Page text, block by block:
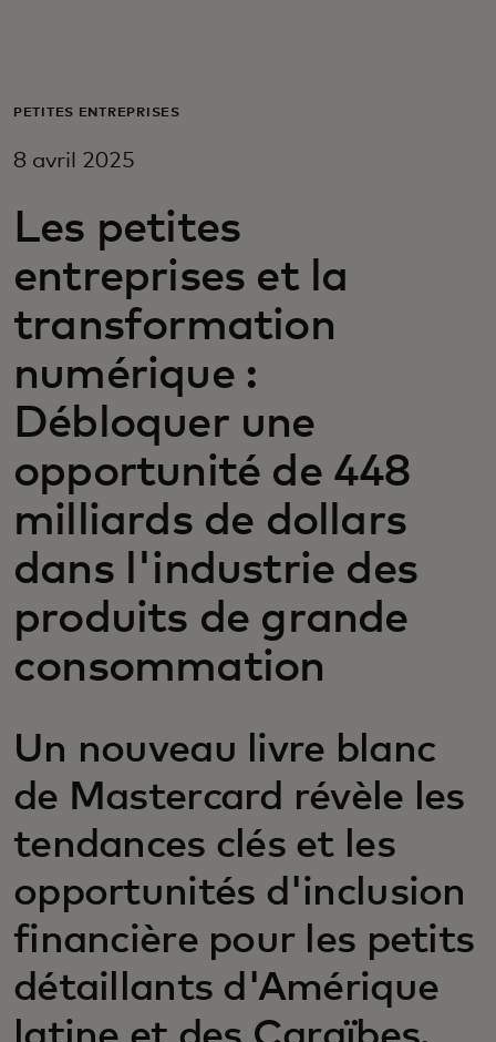
Pour l’entreprise
Pour les innovateurs
Actualités et tendances
PETITES ENTREPRISES
8 avril 2025
Les petites
entreprises et la
transformation
numérique :
Débloquer une
opportunité de 448
milliards de dollars
dans l'industrie des
produits de grande
consommation
Un nouveau livre blanc
de Mastercard révèle les
tendances clés et les
opportunités d'inclusion
financière pour les petits
détaillants d'Amérique